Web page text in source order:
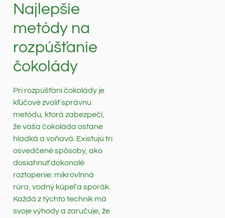
Najlepšie
metódy na
rozpúšťanie
čokolády
Pri rozpúšťaní čokolády je
kľúčové zvoliť správnu
metódu, ktorá zabezpečí,
že vaša čokoláda ostane
hladká a voňavá. Existujú tri
osvedčené spôsoby, ako
dosiahnuť dokonalé
roztopenie: mikrovlnná
rúra, vodný kúpeľ a sporák.
Každá z týchto techník má
svoje výhody a zaručuje, že